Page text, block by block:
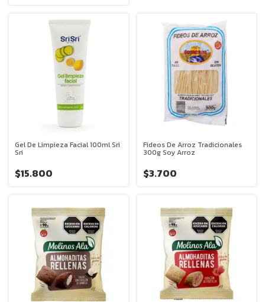
Gel De Limpieza Facial 100ml Sri
Sri
$15.800
Fideos De Arroz Tradicionales
300g Soy Arroz
$3.700